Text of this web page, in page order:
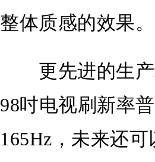
整体质感的效果。
更先进的生产
98吋电视刷新率
165Hz，未来还